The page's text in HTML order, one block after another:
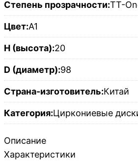
Степень прозрачности:TT-
Цвет:A1
H (высота):20
D (диаметр):98
Страна-изготовитель:Китай
Категория:Циркониевые
Описание
Характеристики